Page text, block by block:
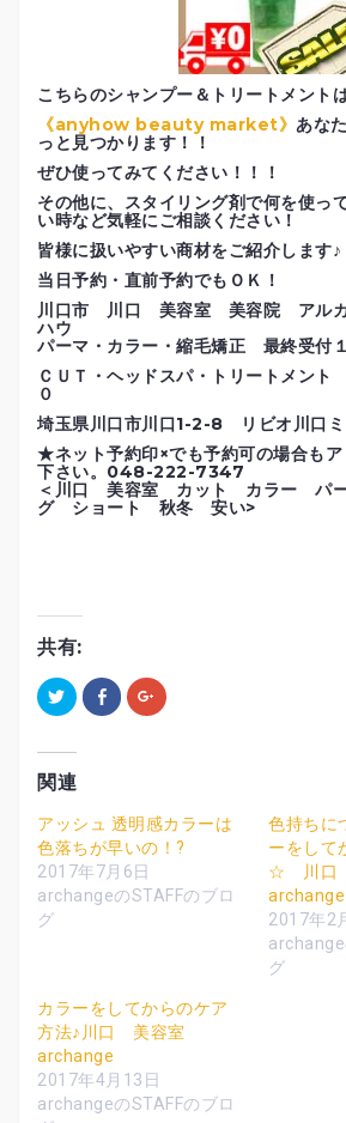
こちらのシャンプー＆トリートメント
《anyhow beauty market》 あな
っと見つかります！！
ぜひ使ってみてください！！！
その他に、スタイリング剤で何を使っ
い時など気軽にご相談ください！
皆様に扱いやすい商材をご紹介します♪
当日予約・直前予約でもＯＫ！
川口市 川口 美容室 美容院 アルカ
ハウ
パーマ・カラー・縮毛矯正 最終受付
ＣＵＴ・ヘッドスパ・トリートメン
０
埼玉県川口市川口1-2-8 リビオ川口ミ
★ネット予約印×でも予約可の場合も
下さい。048-222-7347
＜川口 美容室 カット カラー パ
グ ショート 秋冬 安い>
共有:
ク
リ
し
T
w
t
t
e
r
で
共
ン
ド
ウ
で
開
き
ま
す
F
a
共
有
す
る
に
は
ク
だ
さ
い
(
新
し
い
ウ
ク
リ
g
l
e
共
ン
ド
ウ
き
ま
す
関連
アッシュ 透明感カラーは
色落ちが早いの！?
2017年7月6日
archangeのSTAFFのブロ
グ
色持ちに
ーをして
☆ 川口
archange
2017年2
archange
グ
カラーをしてからのケア
方法♪川口 美容室
archange
2017年4月13日
archangeのSTAFFのブロ